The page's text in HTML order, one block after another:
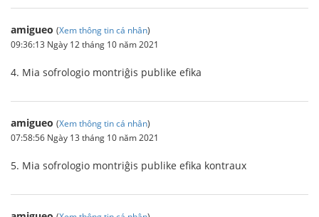
amigueo (Xem thông tin cá nhân)
09:36:13 Ngày 12 tháng 10 năm 2021
4. Mia sofrologio montriĝis publike efika
amigueo (Xem thông tin cá nhân)
07:58:56 Ngày 13 tháng 10 năm 2021
5. Mia sofrologio montriĝis publike efika kontraux